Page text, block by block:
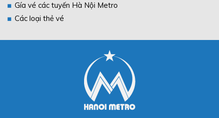
Gía vé các tuyến Hà Nội Metro
Các loại thẻ vé